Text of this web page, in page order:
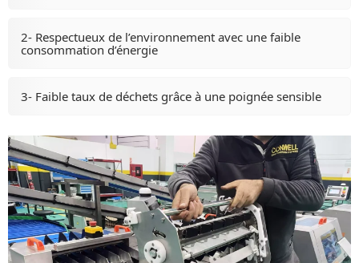
2- Respectueux de l’environnement avec une faible
consommation d’énergie
3- Faible taux de déchets grâce à une poignée sensible